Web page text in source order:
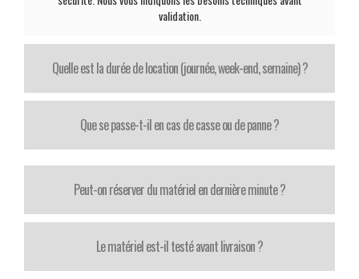
validation.
Quelle est la durée de location (journée, week-end, semaine) ?
Que se passe-t-il en cas de casse ou de panne ?
Peut-on réserver du matériel en dernière minute ?
Le matériel est-il testé avant livraison ?